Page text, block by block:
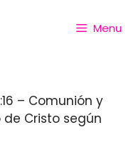
Menu
– Comunión y
Cristo según